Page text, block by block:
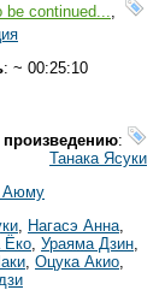
be continued...
: ~ 00:25:10
:
Танака Ясуки
Аюму
Нагасэ Анна
Ёко Ураяма Дзин
Оцука Акио